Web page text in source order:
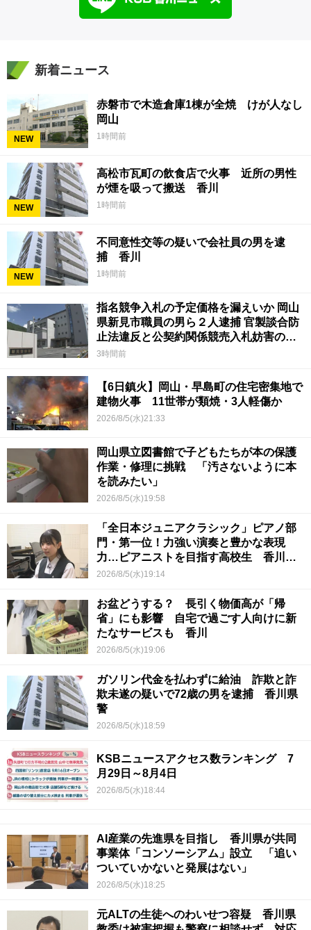
新着ニュース
NEW
赤磐市で木造倉庫1棟が全焼 けが人なし
岡山
1時間前
NEW
高松市瓦町の飲食店で火事 近所の男性
が煙を吸って搬送 香川
1時間前
NEW
不同意性交等の疑いで会社員の男を逮
捕 香川
1時間前
指名競争入札の予定価格を漏えいか 岡山
県新見市職員の男ら２人逮捕 官製談合防
止法違反と公契約関係競売入札妨害の疑
い
3時間前
【6日鎮火】岡山・早島町の住宅密集地で
建物火事 11世帯が類焼・3人軽傷か
2026/8/5(水)21:33
岡山県立図書館で子どもたちが本の保護
作業・修理に挑戦 「汚さないように本
を読みたい」
2026/8/5(水)19:58
「全日本ジュニアクラシック」ピアノ部
門・第一位！力強い演奏と豊かな表現
力…ピアニストを目指す高校生 香川
【青春のキセキ】
2026/8/5(水)19:14
お盆どうする？ 長引く物価高が「帰
省」にも影響 自宅で過ごす人向けに新
たなサービスも 香川
2026/8/5(水)19:06
ガソリン代金を払わずに給油 詐欺と詐
欺未遂の疑いで72歳の男を逮捕 香川県
警
2026/8/5(水)18:59
KSBニュースアクセス数ランキング 7
月29日～8月4日
2026/8/5(水)18:44
AI産業の先進県を目指し 香川県が共同
事業体「コンソーシアム」設立 「追い
ついていかないと発展はない」
2026/8/5(水)18:25
元ALTの生徒へのわいせつ容疑 香川県